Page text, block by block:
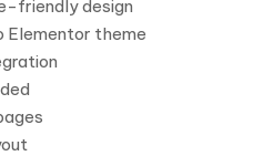
friendly design
Elementor theme